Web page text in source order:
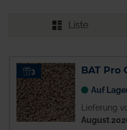
Liste
3 BAT Pro
Auf
Lieferung
August